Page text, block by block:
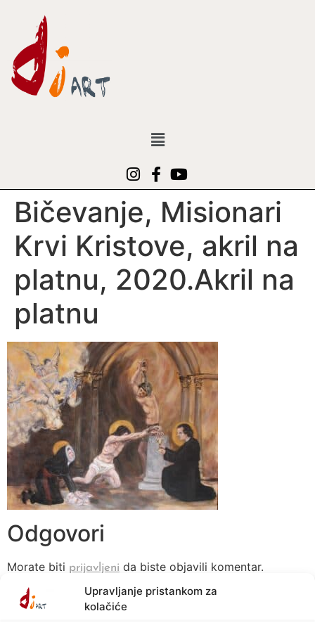
Upravljanje pristankom za
kolačiće
Bičevanje, Misionari
Krvi Kristove, akril na
platnu, 2020.Akril na
platnu
Odgovori
Morate biti prijavljeni da biste objavili komentar.